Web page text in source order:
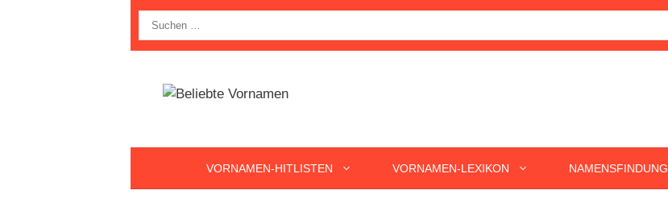
nach:
VORNAMEN-HITLISTEN VORNAMEN-LEXIKON NAMENSFINDUNG